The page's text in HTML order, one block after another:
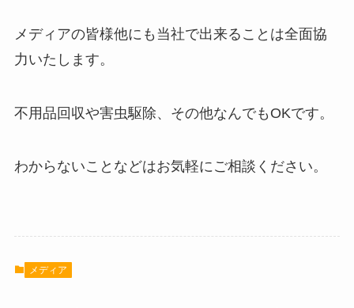
メディアの皆様他にも当社で出来ることは全面協
力いたします。
不用品回収や害虫駆除、その他なんでもOKです。
わからないことなどはお気軽にご相談ください。
メディア